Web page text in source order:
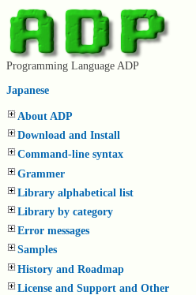
Programming Language ADP
Japanese
About ADP
Download and Install
Command-line syntax
Grammer
Library alphabetical list
Library by category
Error messages
Samples
History and Roadmap
License and Support and Other